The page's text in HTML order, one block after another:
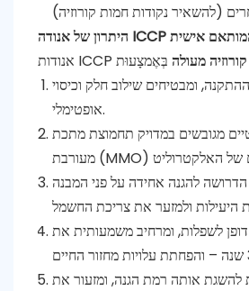
מעולה
ומבטיחים שילוב חלק וכיסוי
אופטימלי.
מגובשים במדויק תחמוצת מתכת
להגנה אחידה על פני המבנה
לשפלות, ומרחיב משמעותית את
להשגת אותה רמת הגנה, ומזעור את